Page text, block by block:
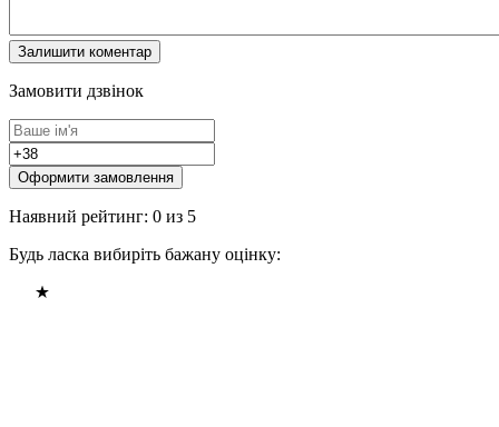
Замовити дзвінок
Оформити замовлення
Наявний рейтинг: 0 из 5
Будь ласка вибиріть бажану оцінку: